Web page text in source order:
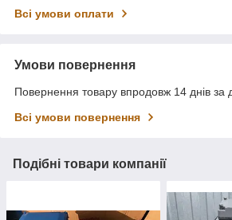
Всі умови оплати
Умови повернення
Повернення товару впродовж 14 днів за
Всі умови повернення
Подібні товари компанії